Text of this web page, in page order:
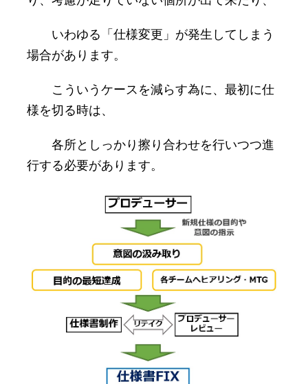
いわゆる「仕様変更」が発生してしまう
場合があります。
こういうケースを減らす為に、最初に仕
様を切る時は、
各所としっかり擦り合わせを行いつつ進
行する必要があります。